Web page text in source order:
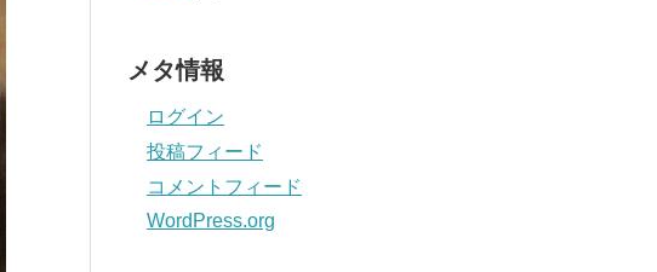
メタ情報
ログイン
投稿フィード
コメントフィード
WordPress.org